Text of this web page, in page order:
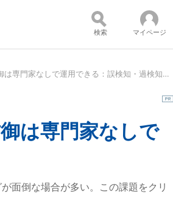
検索 マイページ
IPSのチューニングはもういらない？ 不正侵入防御は専門家なしで運用できる：誤検知・過検知を徹底的に削減する秘策
は専門家なしで
面倒な場合が多い。この課題をクリ